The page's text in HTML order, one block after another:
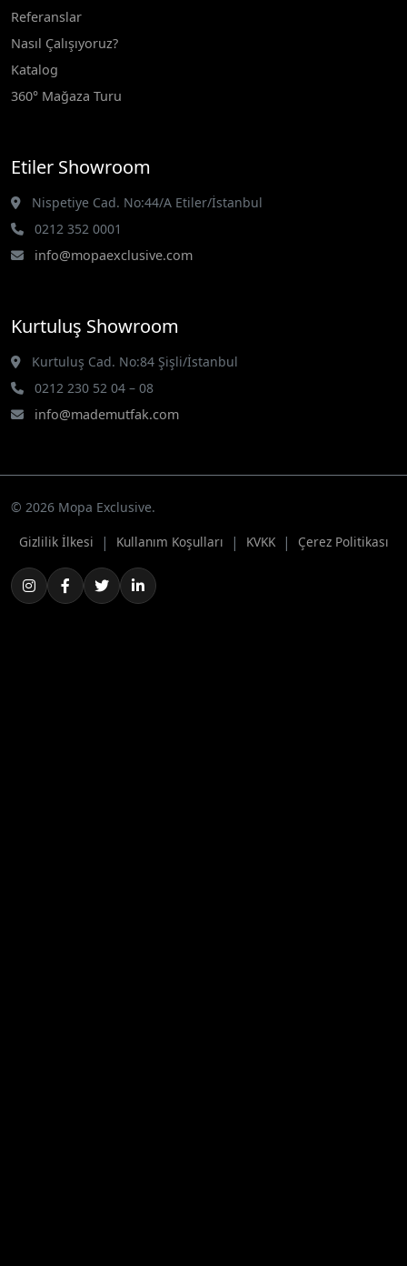
Referanslar
Nasıl Çalışıyoruz?
Katalog
360° Mağaza Turu
Etiler Showroom
Nispetiye Cad. No:44/A Etiler/İstanbul
0212 352 0001
info@mopaexclusive.com
Kurtuluş Showroom
Kurtuluş Cad. No:84 Şişli/İstanbul
0212 230 52 04 – 08
info@mademutfak.com
© 2026 Mopa Exclusive.
Gizlilik İlkesi
| Kullanım Koşulları | KVKK | Çerez Politikası